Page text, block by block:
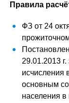
Правила
ФЗ от 24
29.01.2013
исчисления
основным
населения